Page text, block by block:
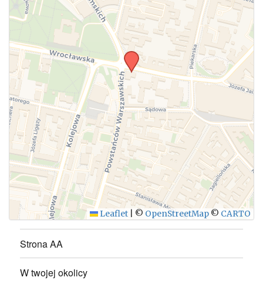
Leaflet © OpenStreetMap © CARTO
Strona AA
W twojej okolicy